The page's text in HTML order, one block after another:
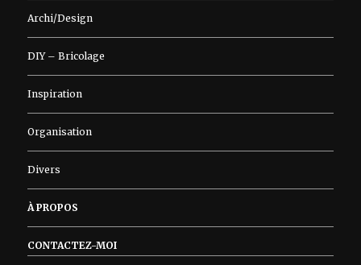
Archi/Design
DIY – Bricolage
Inspiration
Organisation
Divers
À PROPOS
CONTACTEZ-MOI